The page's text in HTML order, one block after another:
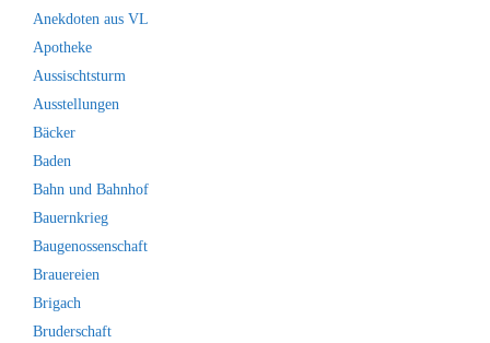
Anekdoten aus VL
Apotheke
Aussischtsturm
Ausstellungen
Bäcker
Baden
Bahn und Bahnhof
Bauernkrieg
Baugenossenschaft
Brauereien
Brigach
Bruderschaft